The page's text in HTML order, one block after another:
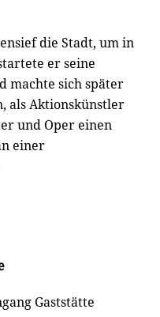
die Stadt, um in
er seine
machte sich später
als Aktionskünstler
und Oper einen
einer
Gaststätte